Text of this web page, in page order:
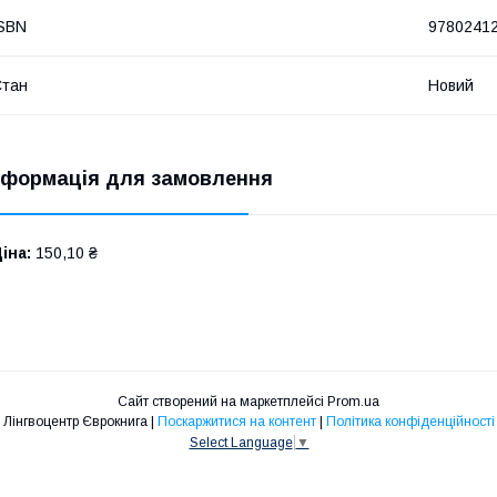
Новий
для замовлення
150,10 ₴
Сайт створений на маркетплейсі Prom.ua
Поскаржитися на контент
Політика конфіденційності
Select Language ▼